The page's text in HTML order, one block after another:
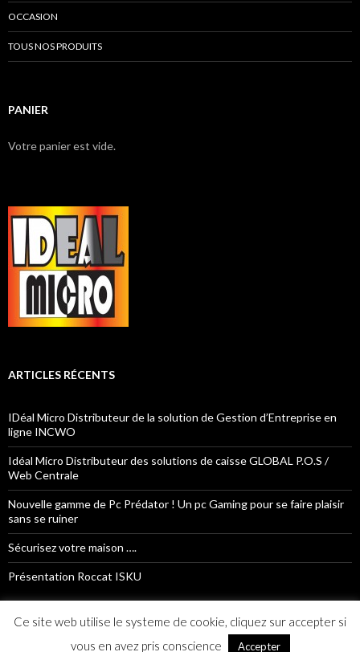
OCCASION
TOUS NOS PRODUITS
PANIER
Votre panier est vide.
ARTICLES RÉCENTS
IDéal Micro Distributeur de la solution de Gestion d’Entreprise en
ligne INCWO
Idéal Micro Distributeur des solutions de caisse GLOBAL P.O.S /
Web Centrale
Nouvelle gamme de Pc Prédator ! Un pc Gaming pour se faire plaisir
sans se ruiner
Sécurisez votre maison ….
Présentation Roccat ISKU
Idéal Micro 16 - 2015
Ce site web utilise le systeme de cookie, cliquez sur accepter si
vous en avez pris conscience
Accepter